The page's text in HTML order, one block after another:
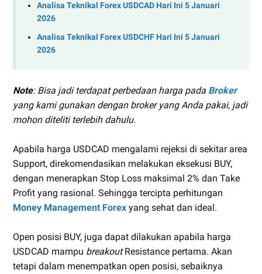
Analisa Teknikal Forex USDCAD Hari Ini 5 Januari
2026
Analisa Teknikal Forex USDCHF Hari Ini 5 Januari
2026
Note: Bisa jadi terdapat perbedaan harga pada Broker
yang kami gunakan dengan broker yang Anda pakai, jadi
mohon diteliti terlebih dahulu.
Apabila harga USDCAD mengalami rejeksi di sekitar area
Support, direkomendasikan melakukan eksekusi BUY,
dengan menerapkan Stop Loss maksimal 2% dan Take
Profit yang rasional. Sehingga tercipta perhitungan
Money Management Forex yang sehat dan ideal.
Open posisi BUY, juga dapat dilakukan apabila harga
USDCAD mampu breakoutResistance pertama. Akan
tetapi dalam menempatkan open posisi, sebaiknya